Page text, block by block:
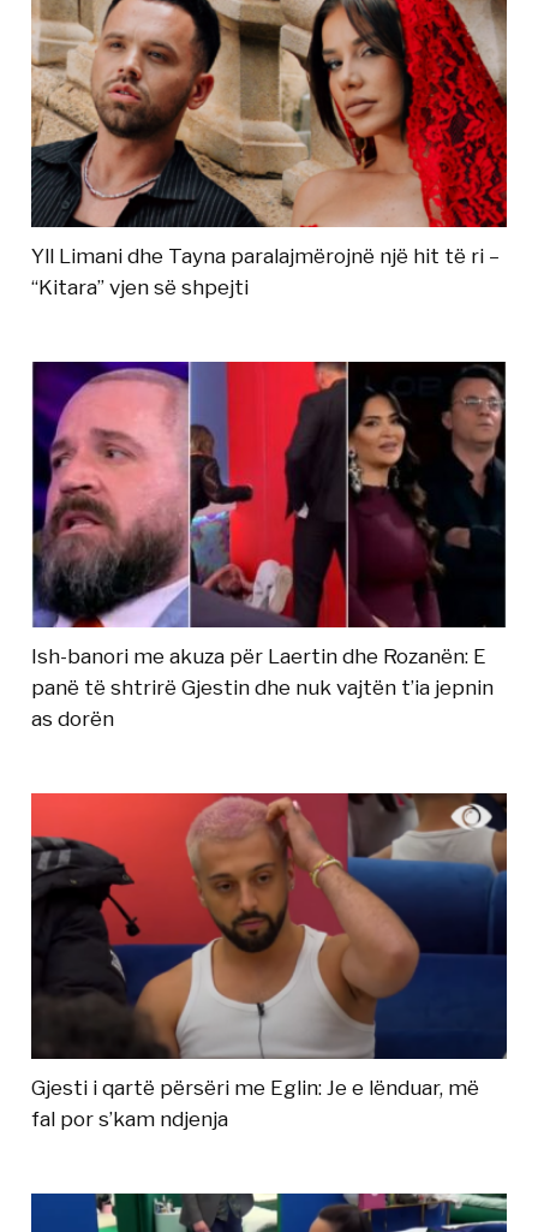
Yll Limani dhe Tayna paralajmërojnë një hit të ri –
“Kitara” vjen së shpejti
Ish-banori me akuza për Laertin dhe Rozanën: E
panë të shtrirë Gjestin dhe nuk vajtën t’ia jepnin
as dorën
Gjesti i qartë përsëri me Eglin: Je e lënduar, më
fal por s’kam ndjenja